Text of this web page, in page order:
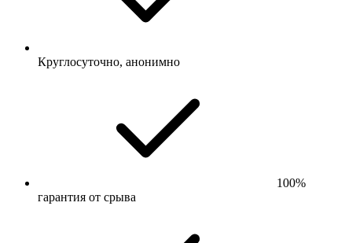
Круглосуточно, анонимно
100%
гарантия от срыва